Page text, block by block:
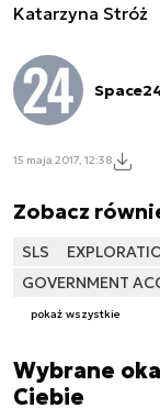
Katarzyna Stróż
15 maja 2017, 12:38
Zobacz
SLS
GOVERNMENT
pokaż wszystkie
Wybrane
Ciebie